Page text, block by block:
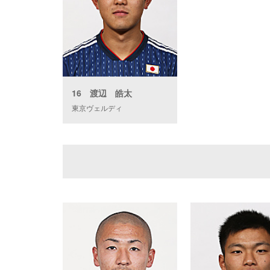
16 渡辺 皓太
東京ヴェルディ